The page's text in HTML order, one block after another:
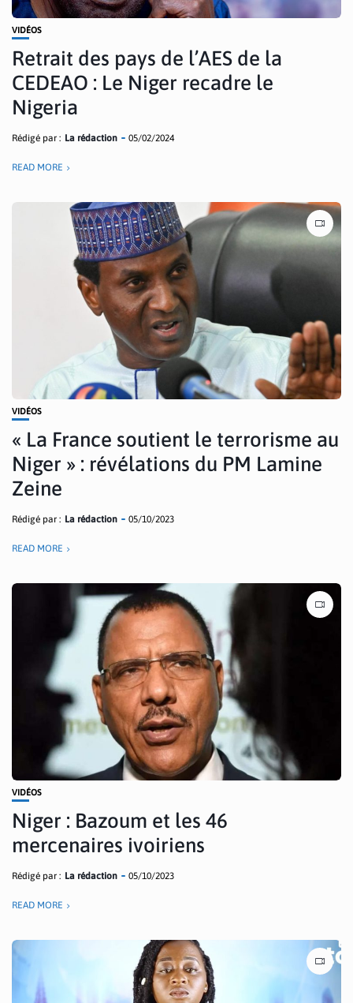
VIDÉOS
Retrait des pays de l’AES de la
CEDEAO : Le Niger recadre le
Nigeria
Rédigé par : La rédaction 05/02/2024
READ MORE
VIDÉOS
« La France soutient le terrorisme au
Niger » : révélations du PM Lamine
Zeine
Rédigé par : La rédaction 05/10/2023
READ MORE
VIDÉOS
Niger : Bazoum et les 46
mercenaires ivoiriens
Rédigé par : La rédaction 05/10/2023
READ MORE